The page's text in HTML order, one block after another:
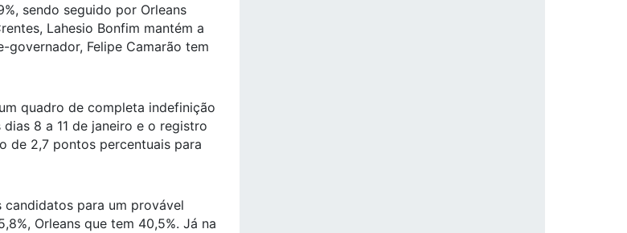
sendo seguido por Orleans
Lahesio Bonfim mantém a
Felipe Camarão tem
quadro de completa indefinição
8 a 11 de janeiro e o registro
de 2,7 pontos percentuais para
para um provável
Orleans que tem 40,5%. Já na